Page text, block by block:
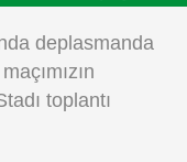
deplasmanda
toplantı